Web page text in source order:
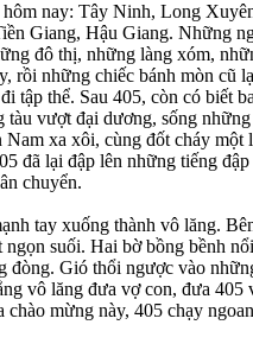
nay: Tây Ninh, Long
Giang, Hậu Giang. Những
đô thị, những làng xóm,
rồi những chiếc bánh mòn cũ
tập thể. Sau 405, còn có biết
vượt đại dương, sống
xa xôi, cùng đốt cháy
đã lại đập lên những tiếng
chuyển.
tay xuống thành vô lăng.
suối. Hai bờ bồng bềnh
đòng. Gió thổi ngược vào
vô lăng đưa vợ con, đưa 405
chào mừng này, 405 chạy